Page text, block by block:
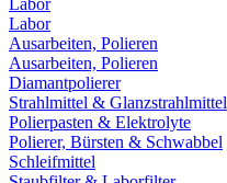
Labor
Labor
Ausarbeiten, Polieren
Ausarbeiten, Polieren
Diamantpolierer
Strahlmittel & Glanzstrahlmittel
Polierpasten & Elektrolyte
Polierer, Bürsten & Schwabbel
Schleifmittel